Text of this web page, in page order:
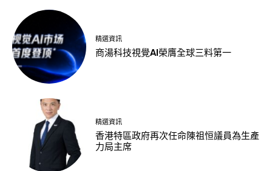
精選資訊
商湯科技視覺AI榮膺全球三料第一
精選資訊
香港特區政府再次任命陳祖恒議員為生產
力局主席